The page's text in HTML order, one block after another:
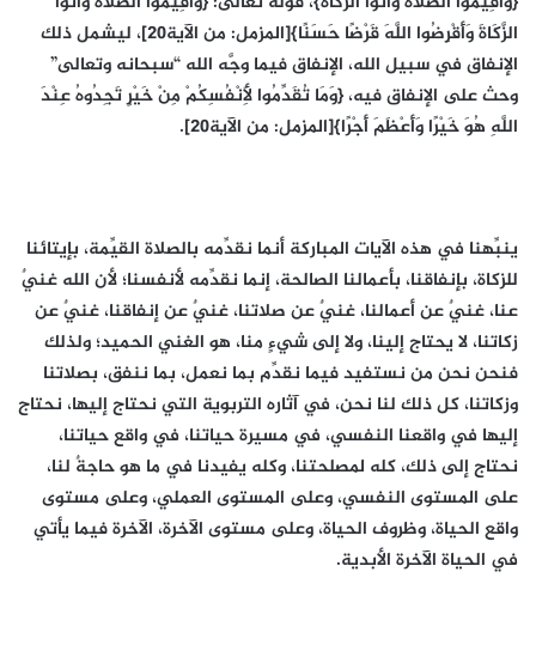
الزَّكَاةَ وَأَقْرِضُوا اللَّهَ قَرْضًا حَسَنًا}[المزمل: من الآية20]، ليشمل ذلك
الإنفاق في سبيل الله، الإنفاق فيما وجَّه الله “سبحانه وتعالى”
وحث على الإنفاق فيه، {وَمَا تُقَدِّمُوا لِأَنْفُسِكُمْ مِنْ خَيْرٍ تَجِدُوهُ عِنْدَ
اللَّهِ هُوَ خَيْرًا وَأَعْظَمَ أَجْرًا}[المزمل: من الآية20].
ينبِّهنا في هذه الآيات المباركة أنما نقدِّمه بالصلاة القيِّمة، بإيتائنا
للزكاة، بإنفاقنا، بأعمالنا الصالحة، إنما نقدِّمه لأنفسنا؛ لأن الله غنيٌ
عنا، غنيٌ عن أعمالنا، غنيٌ عن صلاتنا، غنيٌ عن إنفاقنا، غنيٌ عن
زكاتنا، لا يحتاج إلينا، ولا إلى شيءٍ منا، هو الغني الحميد؛ ولذلك
فنحن نحن من نستفيد فيما نقدِّم بما نعمل، بما ننفق، بصلاتنا
وزكاتنا، كل ذلك لنا نحن، في آثاره التربوية التي نحتاج إليها، نحتاج
إليها في واقعنا النفسي، في مسيرة حياتنا، في واقع حياتنا،
نحتاج إلى ذلك، كله لمصلحتنا، وكله يفيدنا في ما هو حاجةٌ لنا،
على المستوى النفسي، وعلى المستوى العملي، وعلى مستوى
واقع الحياة، وظروف الحياة، وعلى مستوى الآخرة، الآخرة فيما يأتي
في الحياة الآخرة الأبدية.